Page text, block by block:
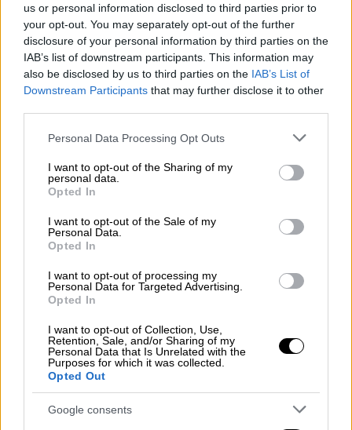
us or personal information disclosed to third parties prior to
your opt-out. You may separately opt-out of the further
disclosure of your personal information by third parties on the
IAB’s list of downstream participants. This information may
also be disclosed by us to third parties on the IAB’s List of
Downstream Participants that may further disclose it to other
Please note that this website/app uses one or more Google
not limited to your visit or usage behaviour. You may click to
grant or deny consent to Google and its third-party tags to
use your data for below specified purposes in below Google
consent section.
Personal Data Processing Opt Outs
I want to opt-out of the Sharing of my
personal data.
Opted In
I want to opt-out of the Sale of my
Personal Data.
Opted In
I want to opt-out of processing my
Personal Data for Targeted Advertising.
Opted In
I want to opt-out of Collection, Use,
Retention, Sale, and/or Sharing of my
Personal Data that Is Unrelated with the
Purposes for which it was collected.
Opted Out
Google consents
Κεντρικό θέμα των εργασιών της Συνόδου
θα αποτελέσει η αξιολόγηση της προόδου
στην υλοποίηση της δέσμευσης για
αμυντικές δαπάνες ύψους 5% του ΑΕΠ (3,5%
για αμιγώς στρατιωτικές δαπάνες και 1,5%
για ευρύτερες επενδύσεις στην ασφάλεια
και την άμυνα) ετησίως έως το 2035.
Κυβερνητικές πηγές σημειώνουν πως «η
Ελλάδα προσέρχεται στη Σύνοδο με την
συμμάχου, που όχι μόνο τηρεί διαχρονικά τις
δεσμεύσεις του, αλλά βρίσκεται στην πρώτη
γραμμή των χωρών της Συμμαχίας που
υλοποιούν ήδη τους στόχους που
συμφωνήθηκαν στη Χάγη».
Ειδικότερα,η Ελλάδα έχει υπερβεί τη
δέσμευση (Defence Investment Pledge) που
συμφωνήθηκε το 2025 και συγκαταλέγεται
στην πρώτη πεντάδα των χωρών του ΝΑΤΟ